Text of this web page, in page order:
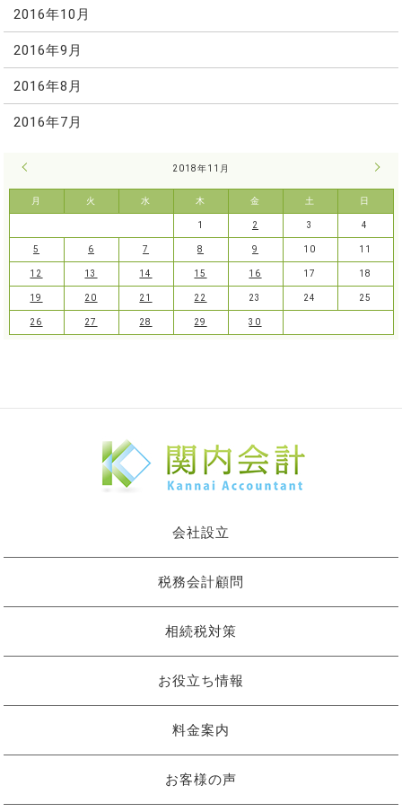
2016年10月
2016年9月
2016年8月
2016年7月
2018年11月
月 火 水 木 金 土 日
12
1 2 3 4
5 6 7 8 9 10 11
12 13 14 15 16 17 18
19 20 21 22 23 24 25
26 27 28 29 30
会社設立
税務会計顧問
相続税対策
お役立ち情報
料金案内
お客様の声